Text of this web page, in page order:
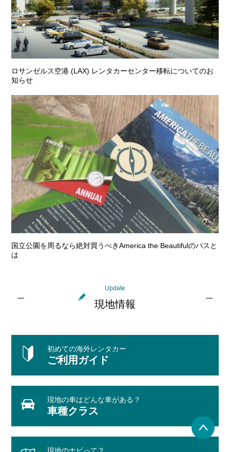
ロサンゼルス空港 (LAX) レンタカーセンター移転についてのお
知らせ
国立公園を周るなら絶対買うべきAmerica the Beautifulのパスと
は
Update
現地情報
初めての海外レンタカー
ご利用ガイド
現地の車はどんな車がある？
車種クラス